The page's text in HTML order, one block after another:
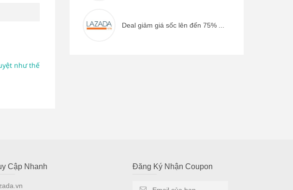
như thế
Deal giảm giá sốc lên đến 75% ...
Cập Nhanh Đăng Ký Nhận Coupon